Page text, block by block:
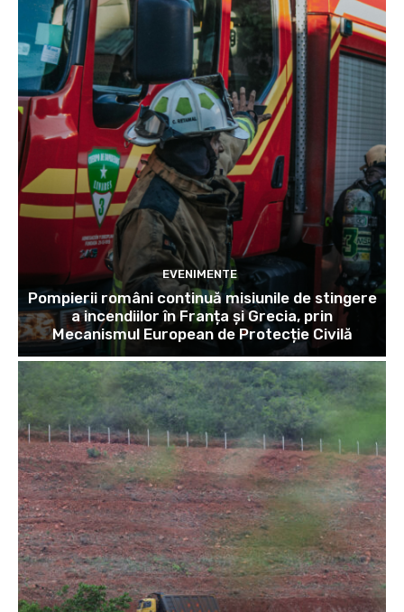
EVENIMENTE
Pompierii români continuă misiunile de stingere
a incendiilor în Franța și Grecia, prin
Mecanismul European de Protecție Civilă